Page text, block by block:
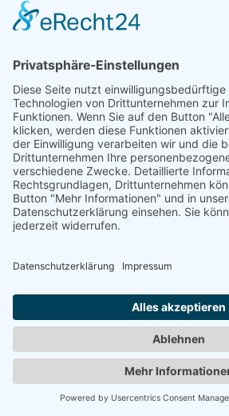
ARNISON-NEWGASS, MELISSA
"Druckwerk - Haut der Stadt"
1992
© 2008-2026 Senator für Kultur Bremen
Impressum
Barrierefreiheit Datenschutz